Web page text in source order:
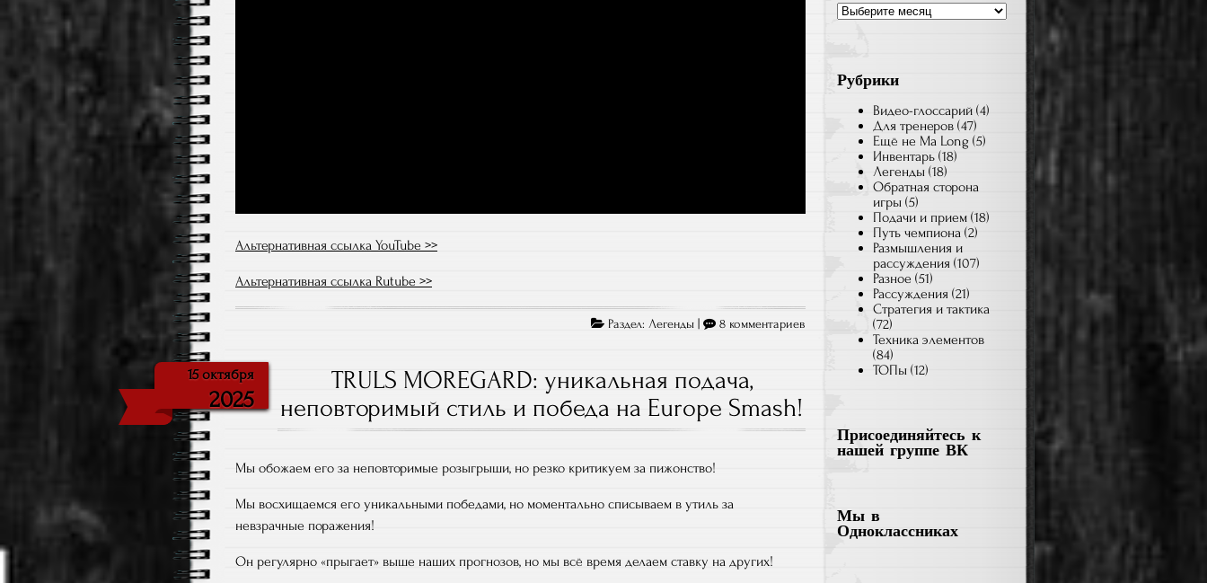
Альтернативная ссылка YouTube >>
Альтернативная ссылка Rutube >>
Раздел:Легенды | 8 комментариев
турнир
жизни,
15 октября
2025
TRULS MOREGARD: уникальная подача,
неповторимый стиль и победа на Europe Smash!
Мы обожаем его за неповторимые розыгрыши, но резко критикуем за пижонство!
Мы восхищаемся его уникальными победами, но моментально списываем в утиль за
невзрачные поражения!
Он регулярно «прыгает» выше наших прогнозов, но мы всё время делаем ставку на других!
Архивы
Рубрики
Видео-глоссарий (4)
Для тренеров (47)
Ещё не Ma Long (5)
Инвентарь (18)
Легенды (18)
Обратная сторона
игры (5)
Подачи и прием (18)
Путь чемпиона (2)
Размышления и
рассуждения (107)
Разное (51)
Рассуждения (21)
Стратегия и тактика
(72)
Техника элементов
(84)
ТОПы (12)
Присоединяйтесь к
нашей группе ВК
Мы в
Одноклассниках